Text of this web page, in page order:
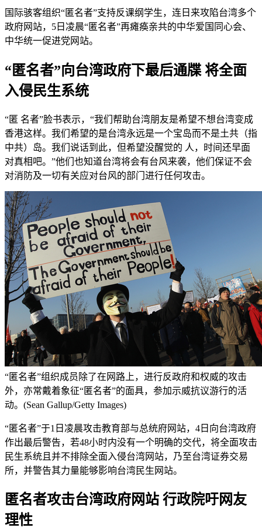
国际骇客组织“匿名者”支持反课纲学生，连日来攻陷台湾多个
政府网站，5日凌晨“匿名者”再瘫痪亲共的中华爱国同心会、
中华统一促进党网站。
“匿名者”向台湾政府下最后通牒 将全面
入侵民生系统
“匿 名者”脸书表示，“我们帮助台湾朋友是希望不想台湾变成
香港这样。我们希望的是台湾永远是一个宝岛而不是土共（指
中共）岛。我们说话到此，但希望没醒觉的 人，时间还早面
对真相吧。”他们也知道台湾将会有台风来袭，他们保证不会
对消防及一切有关应对台风的部门进行任何攻击。
“匿名者”组织成员除了在网路上，进行反政府和权威的攻击
外，亦常戴着象征“匿名者”的面具，参加示威抗议游行的活
动。(Sean Gallup/Getty Images)
“匿名者”于1日凌晨攻击教育部与总统府网站，4日向台湾政府
作出最后警告，若48小时内没有一个明确的交代，将全面攻击
民生系统且并不排除全面入侵台湾网站，乃至台湾证券交易
所，并警告其力量能够影响台湾民生网站。
匿名者攻击台湾政府网站 行政院吁网友
理性